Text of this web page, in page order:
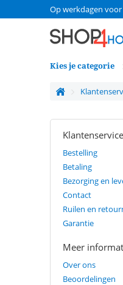
Op werkdagen
Kies je categorie
Klantenservice
Bestelling
Betaling
Bezorging en
Contact
Ruilen en
Garantie
Meer
Over ons
Beoordelingen